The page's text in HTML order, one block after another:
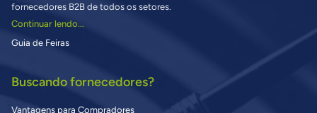
fornecedores B2B de todos os setores.
Continuar lendo...
Guia de Feiras
Buscando fornecedores?
Vantagens para Compradores